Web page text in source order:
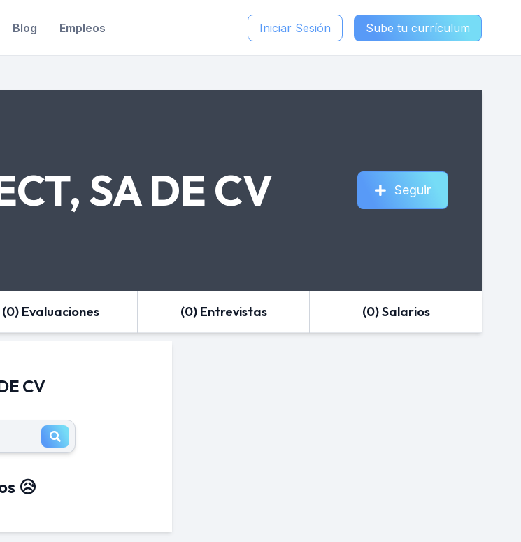
Blog Empleos Iniciar Sesión Sube tu currículum
SA DE CV Seguir
(0) Evaluaciones (0) Entrevistas (0) Salarios
CV
😥